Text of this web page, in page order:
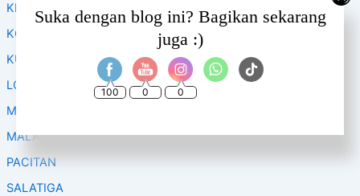
KLATEN
KOPENG
KUDUS
LOMBOK
MAGELANG
MALANG
PACITAN
SALATIGA
Suka dengan blog ini? Bagikan sekarang
juga :)
100 0
Set Youtube Channel ID
0